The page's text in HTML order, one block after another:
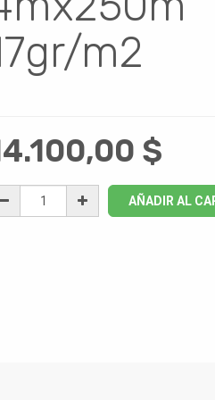
m2
$
AÑADIR AL